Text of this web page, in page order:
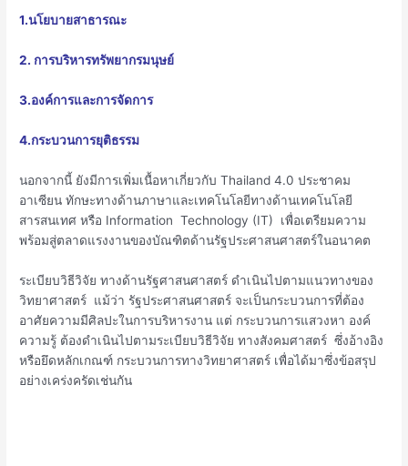
1.นโยบายสาธารณะ
2. การบริหารทรัพยากรมนุษย์
3.องค์การและการจัดการ
4.กระบวนการยุติธรรม
นอกจากนี้ ยังมีการเพิ่มเนื้อหาเกี่ยวกับ Thailand 4.0 ประชาคม
อาเซียน ทักษะทางด้านภาษาและเทคโนโลยีทางด้านเทคโนโลยี
สารสนเทศ หรือ Information Technology (IT) เพื่อเตรียมความ
พร้อมสู่ตลาดแรงงานของบัณฑิตด้านรัฐประศาสนศาสตร์ในอนาคต
ระเบียบวิธีวิจัย ทางด้านรัฐศาสนศาสตร์ ดำเนินไปตามแนวทางของ
วิทยาศาสตร์ แม้ว่า รัฐประศาสนศาสตร์ จะเป็นกระบวนการที่ต้อง
อาศัยความมีศิลปะในการบริหารงาน แต่ กระบวนการแสวงหา องค์
ความรู้ ต้องดำเนินไปตามระเบียบวิธีวิจัย ทางสังคมศาสตร์ ซึ่งอ้างอิง
หรือยึดหลักเกณฑ์ กระบวนการทางวิทยาศาสตร์ เพื่อได้มาซึ่งข้อสรุป
อย่างเคร่งครัดเช่นกัน